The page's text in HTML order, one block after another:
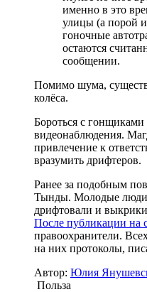
именно в это
улицы (а порой
гоночные
остаются
сообщении.
Помимо шума,
колёса.
Бороться с
видеонаблюдения.
привлечение к
вразумить дрифтеров.
Ранее за подобным
Тынды. Молодые люди
дрифтовали и
После публикации на
правоохранители.
на них протоколы,
Автор: Юлия
Польза